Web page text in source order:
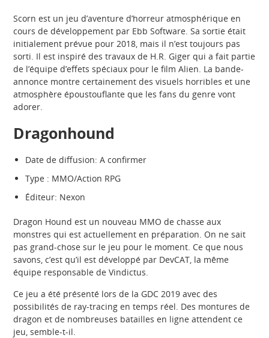
Scorn est un jeu d’aventure d’horreur atmosphérique en
cours de développement par Ebb Software. Sa sortie était
initialement prévue pour 2018, mais il n’est toujours pas
sorti. Il est inspiré des travaux de H.R. Giger qui a fait partie
de l’équipe d’effets spéciaux pour le film Alien. La bande-
annonce montre certainement des visuels horribles et une
atmosphère époustouflante que les fans du genre vont
adorer.
Dragonhound
Date de diffusion: A confirmer
Type : MMO/Action RPG
Éditeur: Nexon
Dragon Hound est un nouveau MMO de chasse aux
monstres qui est actuellement en préparation. On ne sait
pas grand-chose sur le jeu pour le moment. Ce que nous
savons, c’est qu’il est développé par DevCAT, la même
équipe responsable de Vindictus.
Ce jeu a été présenté lors de la GDC 2019 avec des
possibilités de ray-tracing en temps réel. Des montures de
dragon et de nombreuses batailles en ligne attendent ce
jeu, semble-t-il.